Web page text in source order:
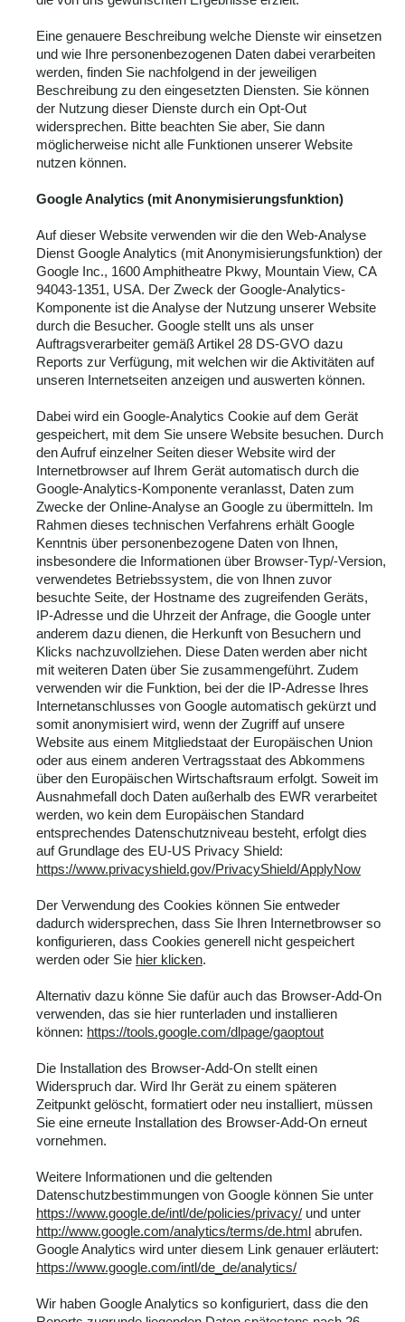
Eine genauere Beschreibung welche Dienste wir einsetzen
und wie Ihre personenbezogenen Daten dabei verarbeiten
werden, finden Sie nachfolgend in der jeweiligen
Beschreibung zu den eingesetzten Diensten. Sie können
der Nutzung dieser Dienste durch ein Opt-Out
widersprechen. Bitte beachten Sie aber, Sie dann
möglicherweise nicht alle Funktionen unserer Website
nutzen können.
Google Analytics (mit Anonymisierungsfunktion)
Auf dieser Website verwenden wir die den Web-Analyse
Dienst Google Analytics (mit Anonymisierungsfunktion) der
Google Inc., 1600 Amphitheatre Pkwy, Mountain View, CA
94043-1351, USA. Der Zweck der Google-Analytics-
Komponente ist die Analyse der Nutzung unserer Website
durch die Besucher. Google stellt uns als unser
Auftragsverarbeiter gemäß Artikel 28 DS-GVO dazu
Reports zur Verfügung, mit welchen wir die Aktivitäten auf
unseren Internetseiten anzeigen und auswerten können.
Dabei wird ein Google-Analytics Cookie auf dem Gerät
gespeichert, mit dem Sie unsere Website besuchen. Durch
den Aufruf einzelner Seiten dieser Website wird der
Internetbrowser auf Ihrem Gerät automatisch durch die
Google-Analytics-Komponente veranlasst, Daten zum
Zwecke der Online-Analyse an Google zu übermitteln. Im
Rahmen dieses technischen Verfahrens erhält Google
Kenntnis über personenbezogene Daten von Ihnen,
insbesondere die Informationen über Browser-Typ/-Version,
verwendetes Betriebssystem, die von Ihnen zuvor
besuchte Seite, der Hostname des zugreifenden Geräts,
IP-Adresse und die Uhrzeit der Anfrage, die Google unter
anderem dazu dienen, die Herkunft von Besuchern und
Klicks nachzuvollziehen. Diese Daten werden aber nicht
mit weiteren Daten über Sie zusammengeführt. Zudem
verwenden wir die Funktion, bei der die IP-Adresse Ihres
Internetanschlusses von Google automatisch gekürzt und
somit anonymisiert wird, wenn der Zugriff auf unsere
Website aus einem Mitgliedstaat der Europäischen Union
oder aus einem anderen Vertragsstaat des Abkommens
über den Europäischen Wirtschaftsraum erfolgt. Soweit im
Ausnahmefall doch Daten außerhalb des EWR verarbeitet
werden, wo kein dem Europäischen Standard
entsprechendes Datenschutzniveau besteht, erfolgt dies
auf Grundlage des EU-US Privacy Shield:
https://www.privacyshield.gov/PrivacyShield/ApplyNow
Der Verwendung des Cookies können Sie entweder
dadurch widersprechen, dass Sie Ihren Internetbrowser so
konfigurieren, dass Cookies generell nicht gespeichert
werden oder Sie hier klicken.
Alternativ dazu könne Sie dafür auch das Browser-Add-On
verwenden, das sie hier runterladen und installieren
können: https://tools.google.com/dlpage/gaoptout
Die Installation des Browser-Add-On stellt einen
Widerspruch dar. Wird Ihr Gerät zu einem späteren
Zeitpunkt gelöscht, formatiert oder neu installiert, müssen
Sie eine erneute Installation des Browser-Add-On erneut
vornehmen.
Weitere Informationen und die geltenden
Datenschutzbestimmungen von Google können Sie unter
https://www.google.de/intl/de/policies/privacy/ und unter
http://www.google.com/analytics/terms/de.html abrufen.
Google Analytics wird unter diesem Link genauer erläutert:
https://www.google.com/intl/de_de/analytics/
Wir haben Google Analytics so konfiguriert, dass die den